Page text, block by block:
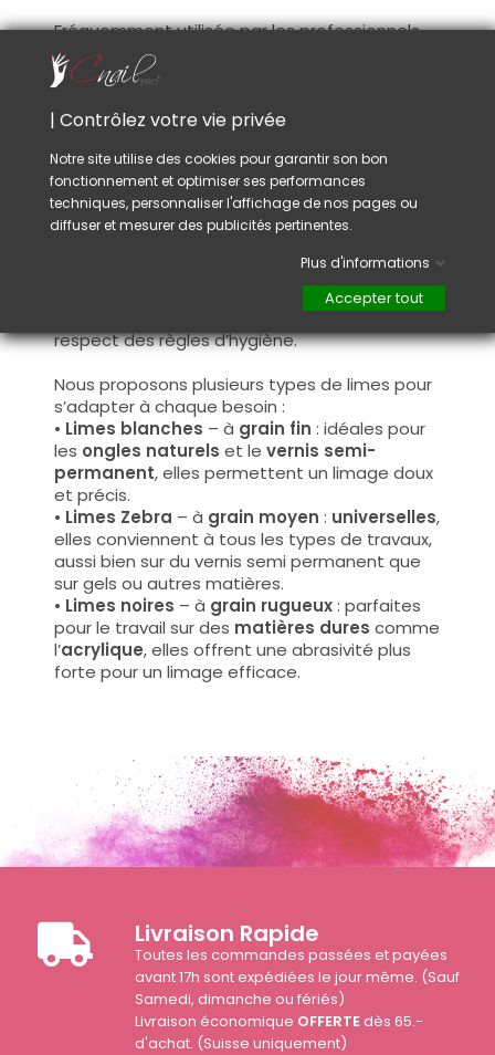
Fréquemment utilisée par les professionnels
de l’onglerie, ces limes conviendront tout
autant aux passionnés exigeants, soucieux de
Avant la première utilisation, il est conseillé
d’adoucir légèrement les bords de votre lime
afin d’éviter toute irritation ou blessure
cutanée. Pour cela, utilisez une lime déjà
usagée pour arrondir les angles de la nouvelle.
Ce produit n’est pas désinfectable, il est
destiné à un usage unique ou à une utilisation
réservée à la même cliente, dans un strict
respect des règles d’hygiène.
Nous proposons plusieurs types de limes pour
s’adapter à chaque besoin :
• Limes blanches – à grain fin : idéales pour
les ongles naturels et levernis semi-
permanent, elles permettent un limage doux
et précis.
• Limes Zebra – à grain moyen : universelles,
elles conviennent à tous les types de travaux,
aussi bien sur du vernis semi permanent que
sur gels ou autres matières.
• Limes noires – à grain rugueux: parfaites
pour le travail sur des matières dures comme
l’acrylique, elles offrent une abrasivité plus
forte pour un limage efficace.
Livraison Rapide
Toutes les commandes passées et payées
avant 17h sont expédiées le jour même. (Sauf
Samedi, dimanche ou fériés)
Livraison économique OFFERTEdès 65.-
d'achat. (Suisse uniquement)
| Contrôlez votre vie privée
Notre site utilise des cookies pour garantir son bon
fonctionnement et optimiser ses performances
techniques, personnaliser l'affichage de nos pages ou
diffuser et mesurer des publicités pertinentes.
Plus d'informations
Accepter tout